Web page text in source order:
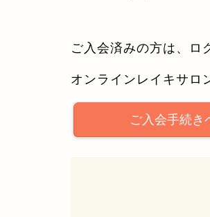
ご入会済みの方は、ロ
オンラインレイキサロ
ご入会手続き